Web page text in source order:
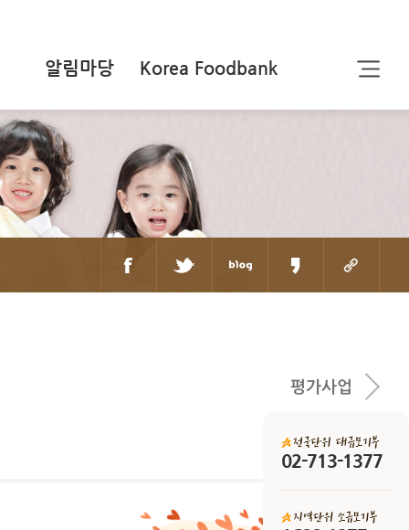
알림마당 Korea Foodbank
평가사업
02-713-1377